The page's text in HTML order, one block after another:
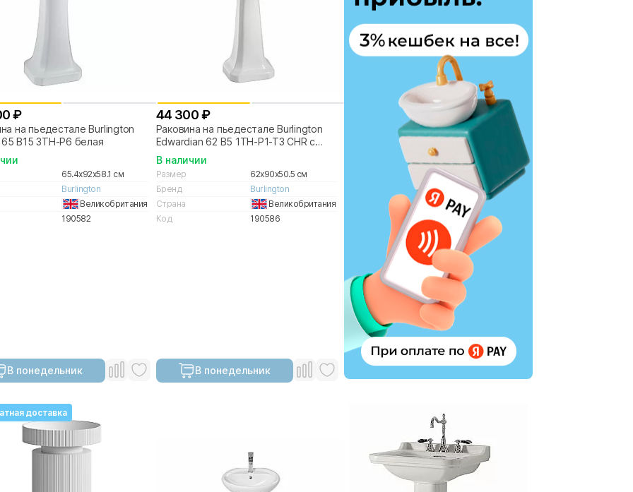
₽
на пьедестале Burlington
65 B15 3TH-P6 белая
65.4x92x58.1 см
Burlington
Великобритания
190582
В понедельник
44 300 ₽
Раковина на пьедестале Burlington
Edwardian 62 B5 1TH-P1-T3 CHR с
полотенцедержателем белая
В наличии
Размер
62x90x50.5 см
Бренд
Burlington
Страна
Великобритания
Код
190586
В понедельник
доставка